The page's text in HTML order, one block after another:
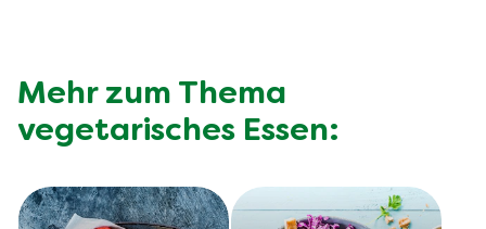
Mehr zum Thema
vegetarisches Essen: